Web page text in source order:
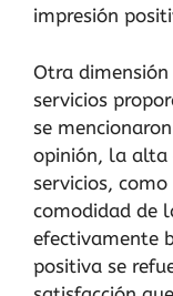
impresión
Otra
servicios
se
opinión, la alta
servicios,
comodidad de
efectivamente
positiva se